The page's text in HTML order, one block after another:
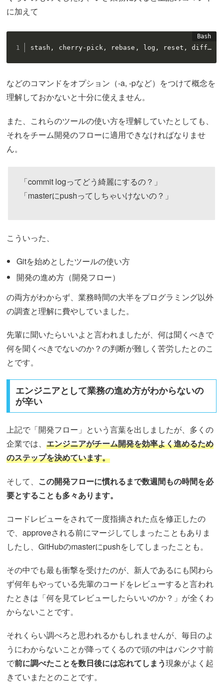
に加えて
stash, cherry-pick, rebase, log, reset, diff…
などのコマンドをオプション（-a, -pなど）をつけて概念を
理解しておかないと十分に使えません。
また、これらのツールの使い方を理解していたとしても、
それをチーム開発のフローに適用できなければなりませ
ん。
「commit logってどう綺麗にするの？」
「masterにpushってしちゃいけないの？」
こういった、
Gitを始めとしたツールの使い方
開発の進め方（開発フロー）
の両方がわからず、業務時間の大半をプログラミング以外
の調査と理解に費やしていました。
先輩に聞いたらいいよと言われましたが、何は聞くべきで
何を聞くべきでないのか？の判断が難しく苦労したとのこ
とです。
エンジニアとして業務の進め方がわからないの
が辛い
上記で「開発フロー」という言葉を出しましたが、多くの
企業では、エンジニアがチーム開発を効率よく進めるため
のステップを決めています。
そして、 この開発フローに慣れるまで数週間もの時間を必
要とすることも多々あります。
コードレビューをされて一度指摘された点を修正したの
で、approveされる前にマージしてしまったこともありま
したし、GitHubのmasterにpushをしてしまったことも。
その中でも最も衝撃を受けたのが、新人であるにも関わら
ず何年もやっている先輩のコードをレビューすると言われ
たときは「何を見てレビューしたらいいのか？」が全くわ
からないことです。
それくらい調べろと思われるかもしれませんが、毎日のよ
うにわからないことが降ってくるので頭の中はパンク寸前
で前に調べたことを数日後には忘れてしまう現象がよく起
きていまたとのことです。